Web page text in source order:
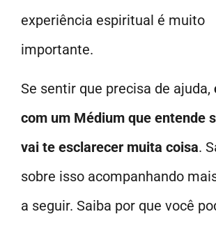
experiência espiritual é muito
importante.
Se sentir que precisa de ajuda,
com um Médium que entende
vai te esclarecer muita coisa.
sobre isso acompanhando
a seguir. Saiba por que você